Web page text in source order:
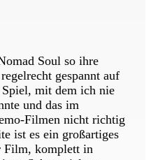
Soul so ihre
gespannt auf
mit dem ich nie
und das im
Filmen nicht richtig
ist es ein großartiges
Film, komplett in